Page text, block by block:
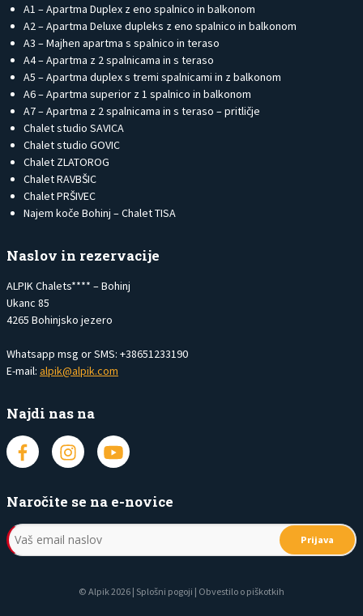
A1 – Apartma Duplex z eno spalnico in balkonom
A2 – Apartma Deluxe dupleks z eno spalnico in balkonom
A3 – Majhen apartma s spalnico in teraso
A4 – Apartma z 2 spalnicama in s teraso
A5 – Apartma duplex s tremi spalnicami in z balkonom
A6 – Apartma superior z 1 spalnico in balkonom
A7 – Apartma z 2 spalnicama in s teraso – pritličje
Chalet studio SAVICA
Chalet studio GOVIC
Chalet ZLATOROG
Chalet RAVBŠIC
Chalet PRŠIVEC
Najem koče Bohinj – Chalet TISA
Naslov in rezervacije
ALPIK Chalets**** – Bohinj
Ukanc 85
4265 Bohinjsko jezero
Whatsapp msg or SMS: +38651233190
E-mail: alpik@alpik.com
Najdi nas na
Naročite se na e-novice
Prijava
© Alpik 2026 | Splošni pogoji | Obvestilo o piškotkih